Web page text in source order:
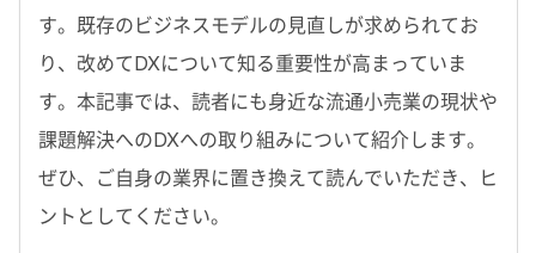
す。既存のビジネスモデルの見直しが求められてお
り、改めてDXについて知る重要性が高まっていま
す。本記事では、読者にも身近な流通小売業の現状や
課題解決へのDXへの取り組みについて紹介します。
ぜひ、ご自身の業界に置き換えて読んでいただき、ヒ
ントとしてください。